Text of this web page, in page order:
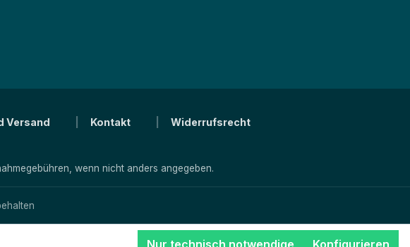
Versand Kontakt Widerrufsrecht
wenn nicht anders angegeben.
Nur technisch notwendige Konfigurieren